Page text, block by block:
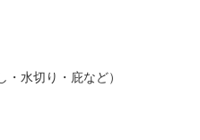
・水切り・庇など）